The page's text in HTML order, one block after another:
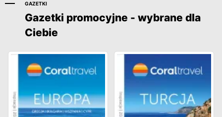
GAZETKI
Gazetki promocyjne - wybrane dla
Ciebie